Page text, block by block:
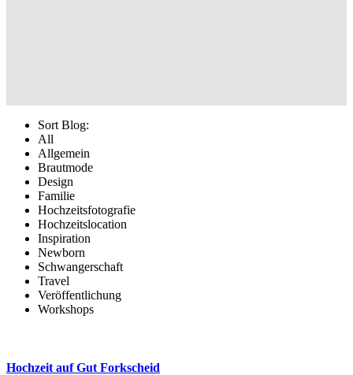
Sort Blog:
All
Allgemein
Brautmode
Design
Familie
Hochzeitsfotografie
Hochzeitslocation
Inspiration
Newborn
Schwangerschaft
Travel
Veröffentlichung
Workshops
Hochzeit auf Gut Forkscheid